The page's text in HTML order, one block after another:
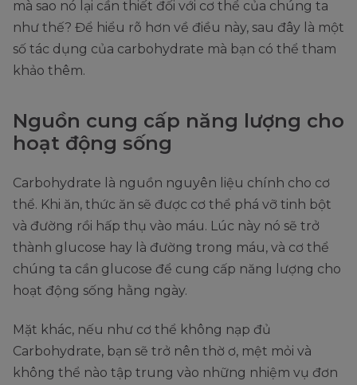
mà sao nó lại cần thiết đối với cơ thể của chúng ta
như thế? Để hiểu rõ hơn về điều này, sau đây là một
số tác dụng của carbohydrate mà bạn có thể tham
khảo thêm.
Nguồn cung cấp năng lượng cho
hoạt động sống
Carbohydrate là nguồn nguyên liệu chính cho cơ
thể. Khi ăn, thức ăn sẽ được cơ thể phá vỡ tinh bột
và đường rồi hấp thụ vào máu. Lúc này nó sẽ trở
thành glucose hay là đường trong máu, và cơ thể
chúng ta cần glucose để cung cấp năng lượng cho
hoạt động sống hằng ngày.
Mặt khác, nếu như cơ thể không nạp đủ
Carbohydrate, bạn sẽ trở nên thờ ơ, mệt mỏi và
không thể nào tập trung vào những nhiệm vụ đơn